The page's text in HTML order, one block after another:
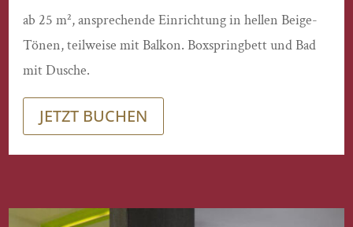
ab 25 m², ansprechende Einrichtung in hellen Beige-
Tönen, teilweise mit Balkon. Boxspringbett und Bad
mit Dusche.
JETZT BUCHEN